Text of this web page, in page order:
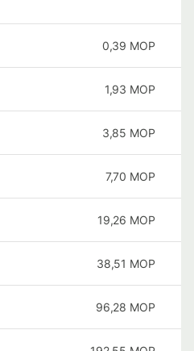
0,39 MOP
1,93 MOP
3,85 MOP
7,70 MOP
19,26 MOP
38,51 MOP
96,28 MOP